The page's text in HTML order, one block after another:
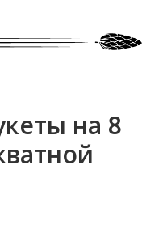
на 8